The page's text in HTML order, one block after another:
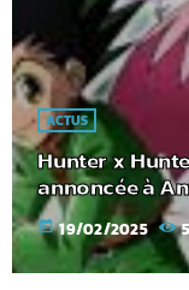
ACTUS
Hunter x
annoncée à
today 19/02/2025